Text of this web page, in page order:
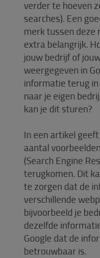
verder te hoeven
searches). Een
merk tussen deze
extra belangrijk.
jouw bedrijf of
weergegeven in
informatie terug
naar je eigen
kan je dit sturen?
In een artikel
aantal
(Search Engine
terugkomen. Dit
te zorgen dat de
verschillende
bijvoorbeeld je
dezelfde
Google dat de
betrouwbaar is.